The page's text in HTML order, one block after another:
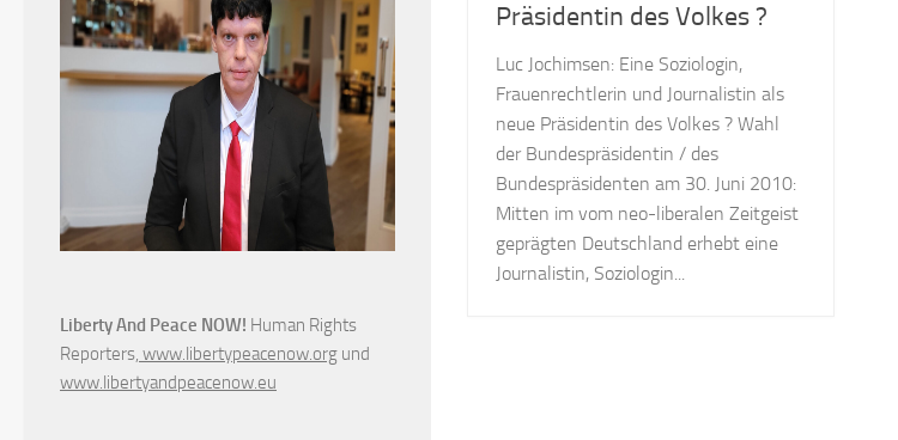
Präsidentin des Volkes ?
Luc Jochimsen: Eine Soziologin,
Frauenrechtlerin und Journalistin als
neue Präsidentin des Volkes ? Wahl
der Bundespräsidentin / des
Bundespräsidenten am 30. Juni 2010:
Mitten im vom neo-liberalen Zeitgeist
geprägten Deutschland erhebt eine
Journalistin, Soziologin...
Liberty And Peace NOW! Human Rights
Reporters, www.libertypeacenow.org und
www.libertyandpeacenow.eu